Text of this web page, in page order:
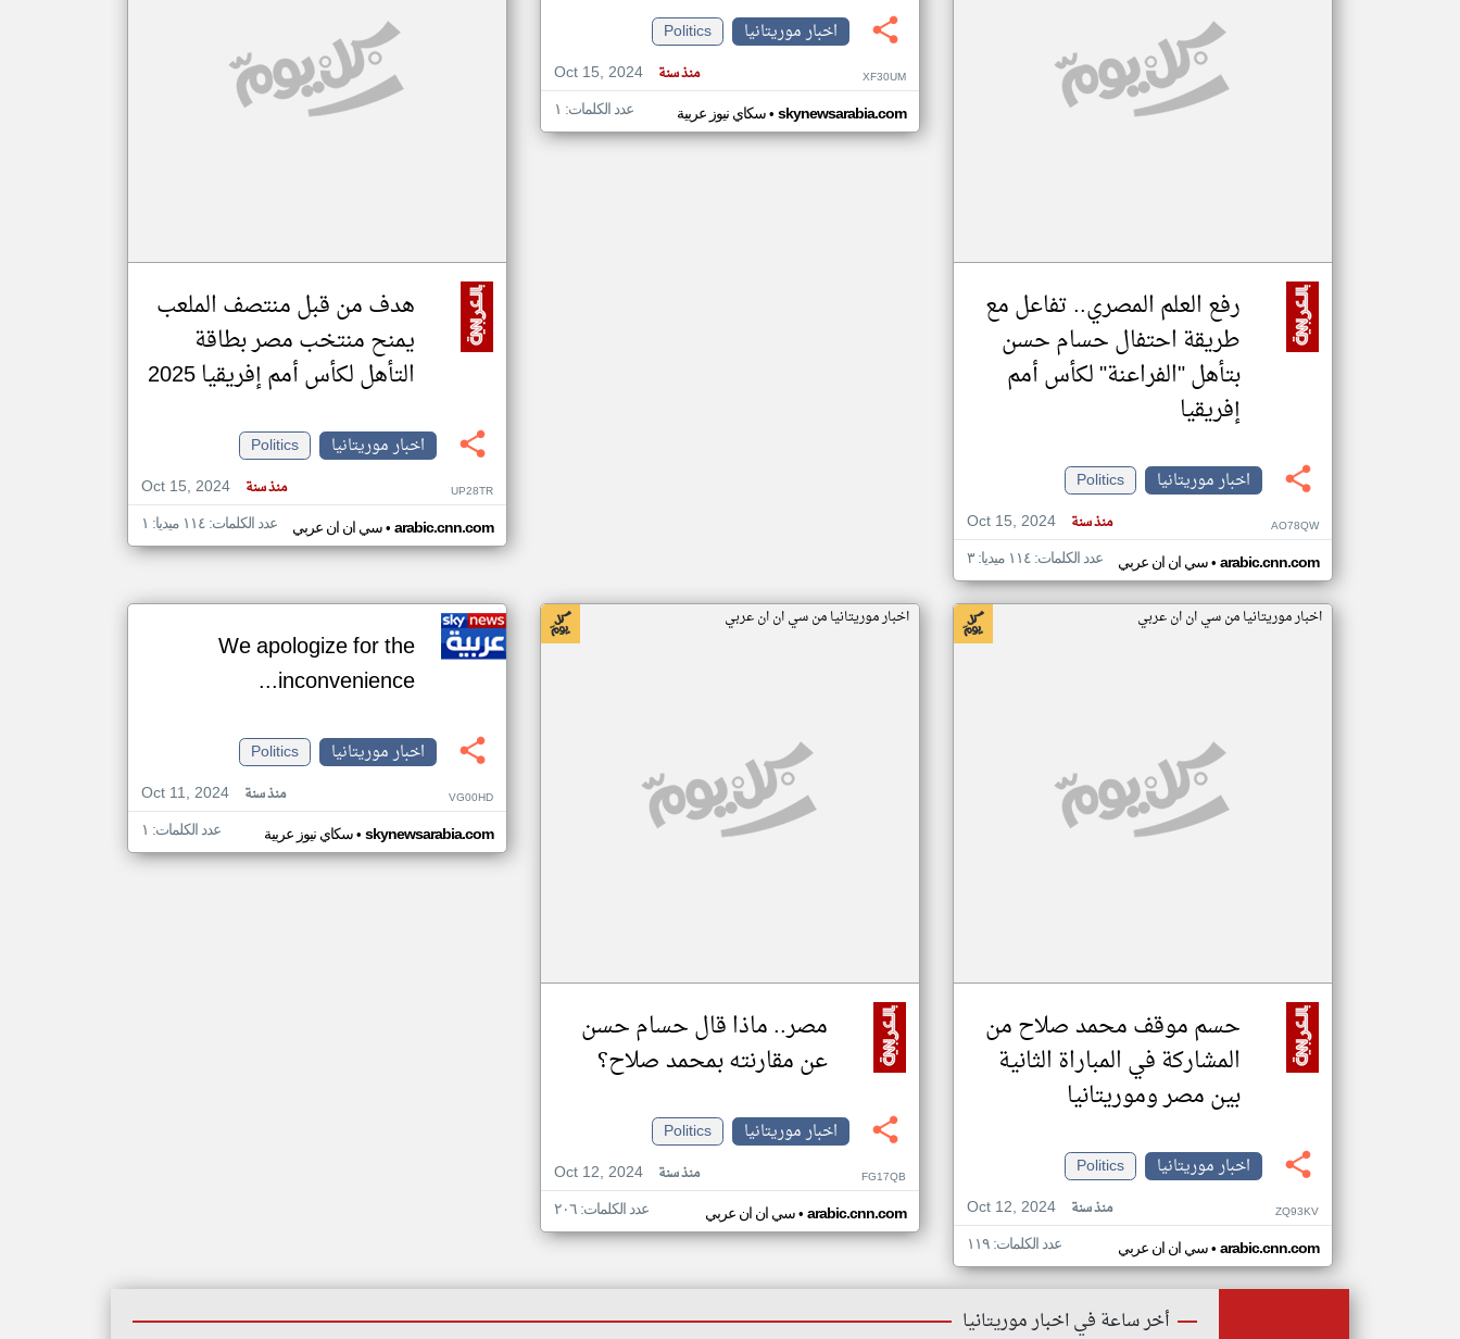
مصادر الأخبار من موريتانيا
رفع العلم المصري.. تفاعل مع
طريقة احتفال حسام حسن
بتأهل "الفراعنة" لكأس أمم
إفريقيا
اخبار موريتانيا
Politics
Oct 15, 2024
منذ سنة AO78QW
سي ان ان عربي• arabic.cnn.com عدد الكلمات: ١١٤ ميديا: ٣
اخبار موريتانيا
Politics
Oct 15, 2024
منذ سنة XF30UM
سكاي نيوز عربية• skynewsarabia.com عدد الكلمات: ١
هدف من قبل منتصف الملعب
يمنح منتخب مصر بطاقة
التأهل لكأس أمم إفريقيا 2025
اخبار موريتانيا
Politics
Oct 15, 2024
منذ سنة UP28TR
سي ان ان عربي• arabic.cnn.com عدد الكلمات: ١١٤ ميديا: ١
اخبار موريتانيا من سي ان ان عربي
حسم موقف محمد صلاح من
المشاركة في المباراة الثانية
بين مصر وموريتانيا
اخبار موريتانيا
Politics
Oct 12, 2024
منذ سنة ZQ93KV
سي ان ان عربي• arabic.cnn.com عدد الكلمات: ١١٩
اخبار موريتانيا من سي ان ان عربي
مصر.. ماذا قال حسام حسن
عن مقارنته بمحمد صلاح؟
اخبار موريتانيا
Politics
Oct 12, 2024
منذ سنة FG17QB
سي ان ان عربي• arabic.cnn.com عدد الكلمات: ٢٠٦
We apologize for the
inconvenience...
اخبار موريتانيا
Politics
Oct 11, 2024
منذ سنة VG00HD
سكاي نيوز عربية• skynewsarabia.com عدد الكلمات: ١
أخر ساعة في اخبار موريتانيا